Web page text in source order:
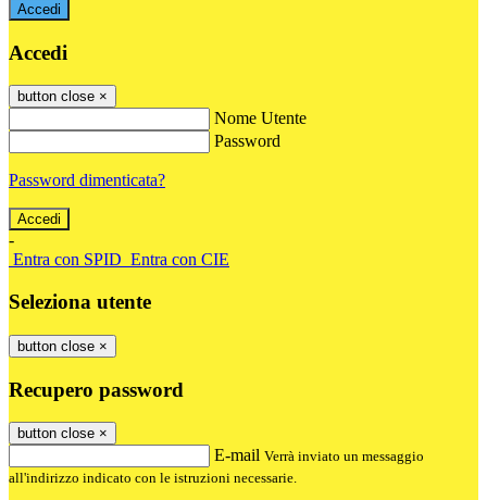
Accedi
Accedi
button close ×
Nome Utente
Password
Password dimenticata?
-
Entra con SPID Entra con CIE
Seleziona utente
button close ×
Recupero password
button close ×
E-mail Verrà inviato un messaggio
all'indirizzo indicato con le istruzioni necessarie.